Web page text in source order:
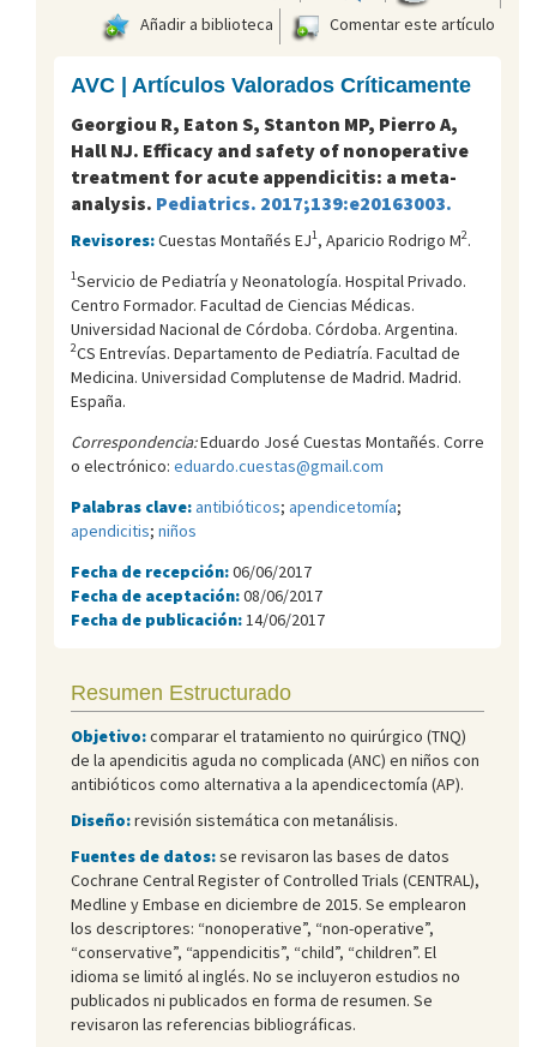
Añadir a biblioteca
Comentar este artículo
AVC | Artículos Valorados Críticamente
Georgiou R, Eaton S, Stanton MP, Pierro A,
Hall NJ. Efficacy and safety of nonoperative
treatment for acute appendicitis: a meta-
analysis. Pediatrics. 2017;139:e20163003.
Revisores:Cuestas Montañés EJ1, Aparicio Rodrigo M2.
1Servicio de Pediatría y Neonatología. Hospital Privado.
Centro Formador. Facultad de Ciencias Médicas.
Universidad Nacional de Córdoba. Córdoba. Argentina.
2CS Entrevías. Departamento de Pediatría. Facultad de
Medicina. Universidad Complutense de Madrid. Madrid.
España.
Correspondencia:Eduardo José Cuestas Montañés. Corre
o electrónico: eduardo.cuestas@gmail.com
Palabras clave:antibióticos; apendicetomía;
apendicitis; niños
Fecha de recepción:06/06/2017
Fecha de aceptación:08/06/2017
Fecha de publicación: 14/06/2017
Resumen Estructurado
Objetivo:comparar el tratamiento no quirúrgico (TNQ)
de la apendicitis aguda no complicada (ANC) en niños con
antibióticos como alternativa a la apendicectomía (AP).
Diseño:revisión sistemática con metanálisis.
Fuentes de datos:se revisaron las bases de datos
Cochrane Central Register of Controlled Trials (CENTRAL),
Medline y Embase en diciembre de 2015. Se emplearon
los descriptores: “nonoperative”, “non-operative”,
“conservative”, “appendicitis”, “child”, “children”. El
idioma se limitó al inglés. No se incluyeron estudios no
publicados ni publicados en forma de resumen. Se
revisaron las referencias bibliográficas.